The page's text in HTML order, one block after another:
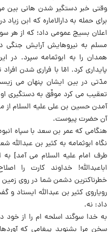
وقتى خبر دستگیر شدن هانى بین
براى حمله به دارالاماره که ابن
اعلان بسیج عمومى داد؛ که از
مسلم به نیروهایش آرایش جنگى
همدان را به ابوثمامه سپرد. در
پایدارى کرد. امّا با فرارى شدن
مدّتى در بین ایشان پنهان مى
تعقیب مى کرد موفّق به دستگیرى
آمدن حسین بن على علیه السلام از
آن حضرت پیوست.
هنگامى که عمر بن سعد با سپاه
نگاه ابوثمامه به کثیر بن
طرف امام علیه السلام مى آمد]
اباعبداللَّه! خداوند کارت را
خطرناکترین دشمن شما در روى زمین
رویاروى کثیر بن عبداللَّه ایستاد
داد: نه.
به خدا سوگند اسلحه ام را از
سخن مرا بشنوید پیغامى که